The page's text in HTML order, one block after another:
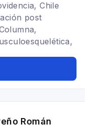
Chile
post
Román